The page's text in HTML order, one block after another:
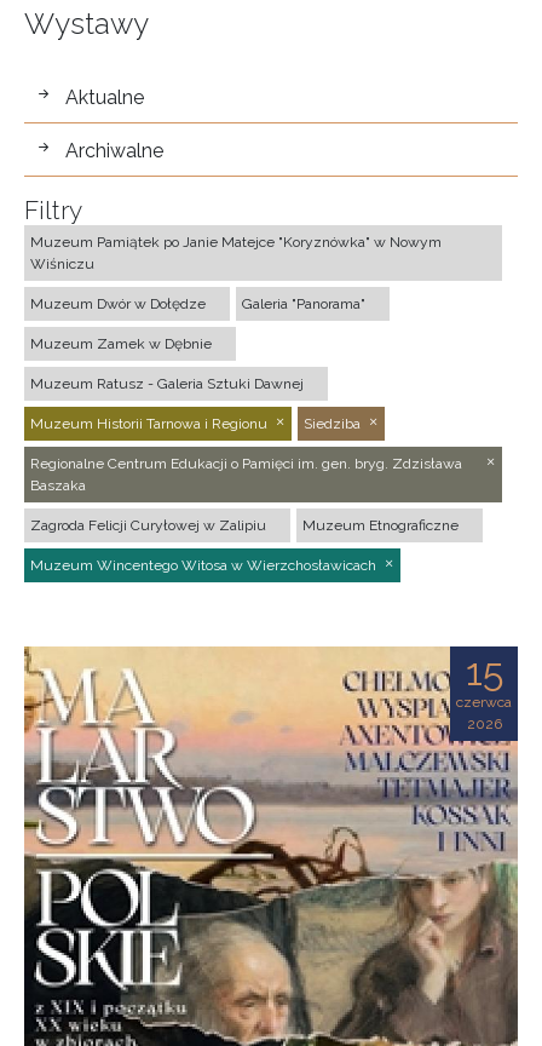
Wystawy
wystawy
Aktualne
Archiwalne
Filtry
Muzeum Pamiątek po Janie Matejce "Koryznówka" w Nowym
Wiśniczu
Muzeum Dwór w Dołędze Galeria "Panorama"
Muzeum Zamek w Dębnie
Muzeum Ratusz - Galeria Sztuki Dawnej
Muzeum Historii Tarnowa i Regionu Siedziba
Regionalne Centrum Edukacji o Pamięci im. gen. bryg. Zdzisława
Baszaka
Zagroda Felicji Curyłowej w Zalipiu Muzeum Etnograficzne
Muzeum Wincentego Witosa w Wierzchosławicach
15
czerwca
2026